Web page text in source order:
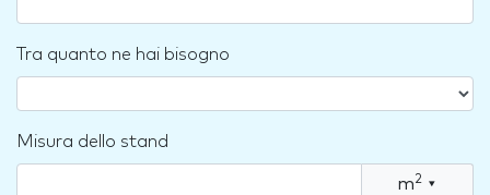
Tra quanto ne hai bisogno
Misura dello stand
m2 ▾